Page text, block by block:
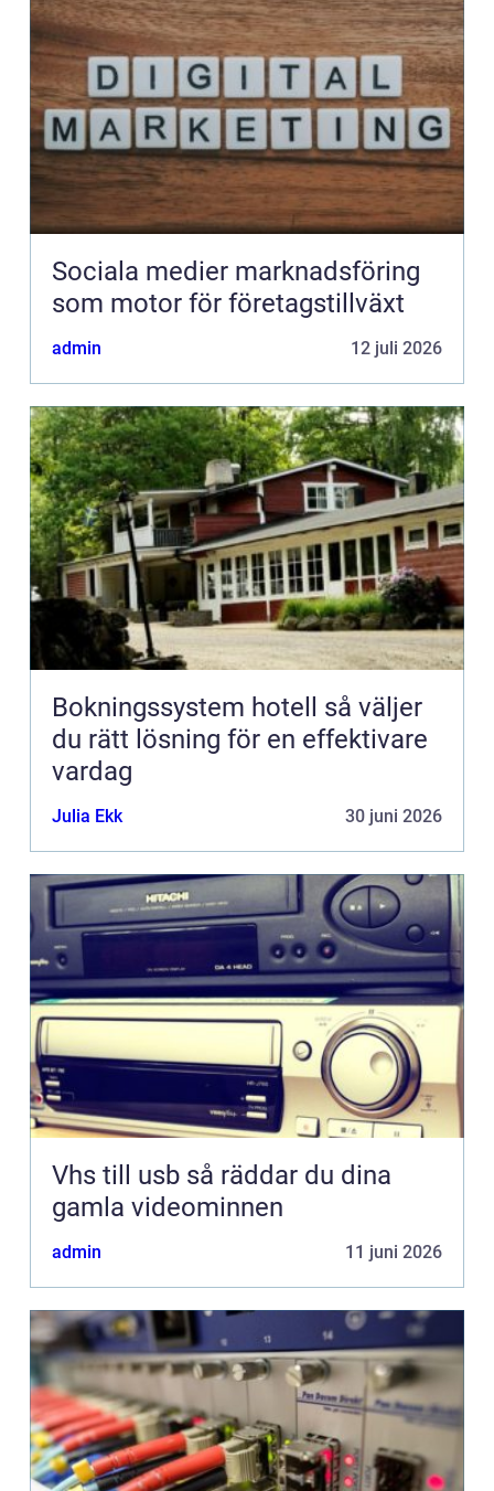
Sociala medier marknadsföring
som motor för företagstillväxt
admin 12 juli 2026
Bokningssystem hotell så väljer
du rätt lösning för en effektivare
vardag
Julia Ekk 30 juni 2026
Vhs till usb så räddar du dina
gamla videominnen
admin 11 juni 2026